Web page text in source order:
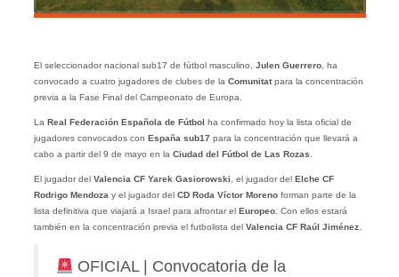
El seleccionador nacional sub17 de fútbol masculino, Julen Guerrero, ha
convocado a cuatro jugadores de clubes de la Comunitatpara la concentración
previa a la Fase Final del Campeonato de Europa.
La Real Federación Española de Fútbol
ha confirmado hoy la lista oficial de
jugadores convocados con España sub17 para la concentración que llevará a
cabo a partir del 9 de mayo en la Ciudad del Fútbol de Las Rozas.
El jugador del Valencia CF Yarek Gasiorowski, el jugador del
Elche CF
Rodrigo Mendoza y el jugador del CD Roda Víctor Morenoforman parte de la
lista definitiva que viajará a Israel para afrontar el
Europeo. Con ellos estará
también en la concentración previa el futbolista del Valencia CF Raúl Jiménez.
OFICIAL | Convocatoria de la